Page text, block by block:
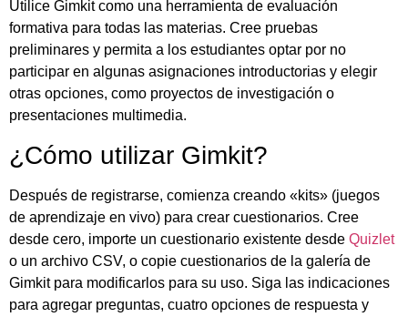
Utilice Gimkit como una herramienta de evaluación
formativa para todas las materias. Cree pruebas
preliminares y permita a los estudiantes optar por no
participar en algunas asignaciones introductorias y elegir
otras opciones, como proyectos de investigación o
presentaciones multimedia.
¿Cómo utilizar Gimkit?
Después de registrarse, comienza creando «kits» (juegos
de aprendizaje en vivo) para crear cuestionarios. Cree
desde cero, importe un cuestionario existente desde Quizlet
o un archivo CSV, o copie cuestionarios de la galería de
Gimkit para modificarlos para su uso. Siga las indicaciones
para agregar preguntas, cuatro opciones de respuesta y